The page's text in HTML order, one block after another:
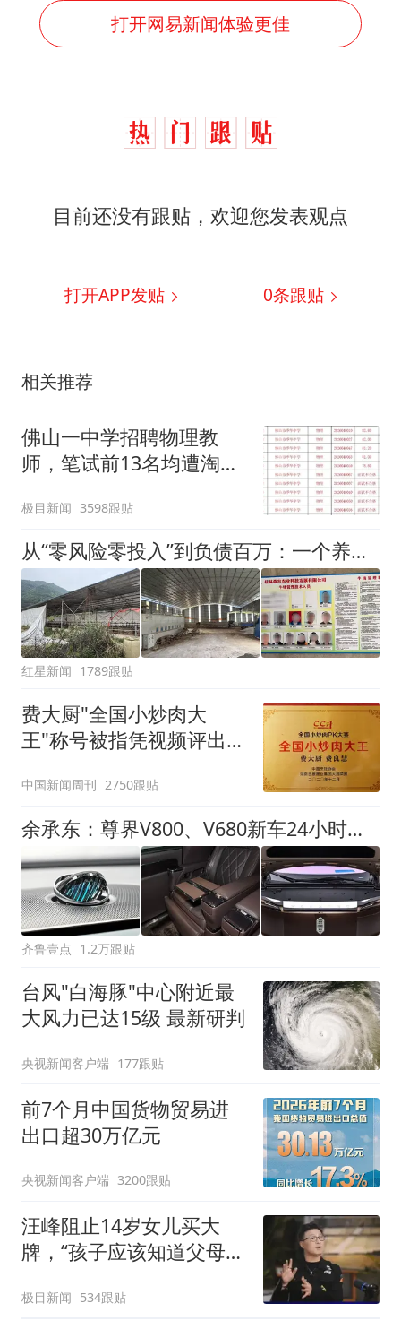
打开网易新闻体验更佳
目前还没有跟贴，欢迎您发表观点
打开APP发贴 0条跟贴
相关推荐
佛山一中学招聘物理教
师，笔试前13名均遭淘
聘，成立调查组全面核查
极目新闻 3598跟贴
从“零风险零投入”到负债百万：一个养牛项目崩盘后，谁该为农户的贷款买单丨红星调查
红星新闻 1789跟贴
费大厨"全国小炒肉大
王"称号被指凭视频评出
中国新闻周刊 2750跟贴
余承东：尊界V800、V680新车24小时大定突破3500台
齐鲁壹点 1.2万跟贴
台风"白海豚"中心附近最
大风力已达15级 最新研判
央视新闻客户端 177跟贴
前7个月中国货物贸易进
出口超30万亿元
央视新闻客户端 3200跟贴
汪峰阻止14岁女儿买大
牌，“孩子应该知道父母的
都在淘宝
极目新闻 534跟贴